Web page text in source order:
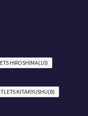
HIROSHIMA(10)
KITAKYUSHU(8)